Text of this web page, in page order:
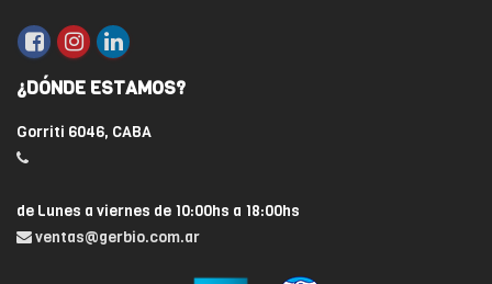
¿DÓNDE ESTAMOS?
Gorriti 6046, CABA
de Lunes a viernes de 10:00hs a 18:00hs
ventas@gerbio.com.ar